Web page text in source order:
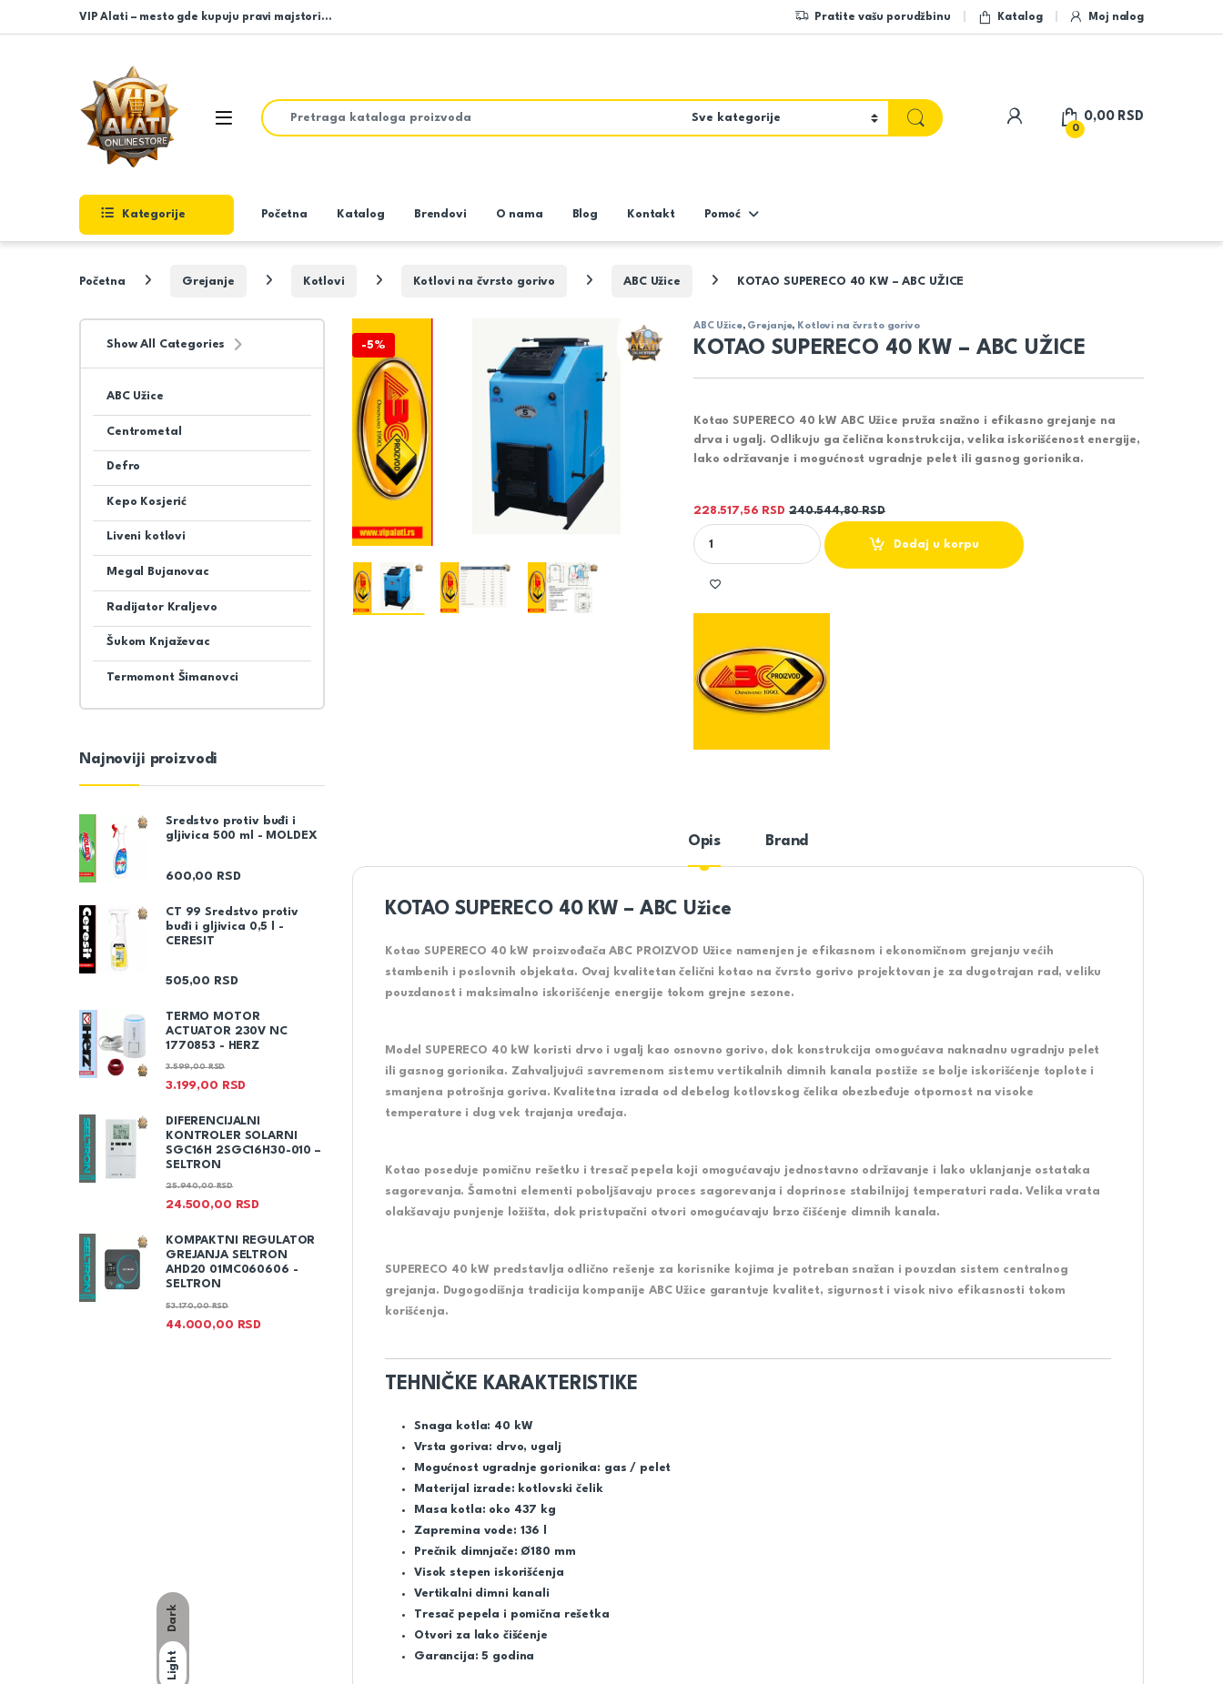
Dark
Light
Skip to navigation
Skip to content
VIP Alati – mesto gde kupuju pravi majstori… Pratite vašu porudžbinu Katalog Moj nalog
Open
Search for:
My Account
0
0,00 RSD
Kategorije Početna Katalog Brendovi O nama Blog Kontakt Pomoć
Početna Grejanje Kotlovi Kotlovi na čvrsto gorivo ABC Užice KOTAO SUPERECO 40 KW – ABC UŽICE
-5%
ABC Užice, Grejanje, Kotlovi na čvrsto gorivo
KOTAO SUPERECO 40 KW – ABC UŽICE
Kotao SUPERECO 40 kW ABC Užice pruža snažno i efikasno grejanje na
drva i ugalj. Odlikuju ga čelična konstrukcija, velika iskorišćenost energije,
lako održavanje i mogućnost ugradnje pelet ili gasnog gorionika.
228.517,56 RSD 240.544,80RSD
KOTAO SUPERECO 40 KW - ABC UŽICE quantity
Dodaj u korpu
Opis Brand
KOTAO SUPERECO 40 KW – ABC Užice
Kotao SUPERECO 40 kW proizvođača ABC PROIZVOD Užice namenjen je efikasnom i ekonomičnom grejanju većih
stambenih i poslovnih objekata. Ovaj kvalitetan čelični kotao na čvrsto gorivo projektovan je za dugotrajan rad, veliku
pouzdanost i maksimalno iskorišćenje energije tokom grejne sezone.
Model SUPERECO 40 kW koristi drvo i ugalj kao osnovno gorivo, dok konstrukcija omogućava naknadnu ugradnju pelet
ili gasnog gorionika. Zahvaljujući savremenom sistemu vertikalnih dimnih kanala postiže se bolje iskorišćenje toplote i
smanjena potrošnja goriva. Kvalitetna izrada od debelog kotlovskog čelika obezbeđuje otpornost na visoke
temperature i dug vek trajanja uređaja.
Kotao poseduje pomičnu rešetku i tresač pepela koji omogućavaju jednostavno održavanje i lako uklanjanje ostataka
sagorevanja. Šamotni elementi poboljšavaju proces sagorevanja i doprinose stabilnijoj temperaturi rada. Velika vrata
olakšavaju punjenje ložišta, dok pristupačni otvori omogućavaju brzo čišćenje dimnih kanala.
SUPERECO 40 kW predstavlja odlično rešenje za korisnike kojima je potreban snažan i pouzdan sistem centralnog
grejanja. Dugogodišnja tradicija kompanije ABC Užice garantuje kvalitet, sigurnost i visok nivo efikasnosti tokom
korišćenja.
TEHNIČKE KARAKTERISTIKE
Snaga kotla: 40 kW
Vrsta goriva: drvo, ugalj
Mogućnost ugradnje gorionika: gas / pelet
Materijal izrade: kotlovski čelik
Masa kotla: oko 437 kg
Zapremina vode: 136 l
Prečnik dimnjače: Ø180 mm
Visok stepen iskorišćenja
Vertikalni dimni kanali
Tresač pepela i pomična rešetka
Otvori za lako čišćenje
Garancija: 5 godina
Show All Categories
ABC Užice
Centrometal
Defro
Kepo Kosjerić
Liveni kotlovi
Megal Bujanovac
Radijator Kraljevo
Šukom Knjaževac
Termomont Šimanovci
Najnoviji proizvodi
Sredstvo protiv buđi i
gljivica 500 ml - MOLDEX
600,00 RSD
CT 99 Sredstvo protiv
buđi i gljivica 0,5 l -
CERESIT
505,00 RSD
TERMO MOTOR
ACTUATOR 230V NC
1770853 - HERZ
3.199,00 RSD
3.599,00RSD
DIFERENCIJALNI
KONTROLER SOLARNI
SGC16H 2SGC16H30-010 –
SELTRON
24.500,00 RSD
25.940,00RSD
KOMPAKTNI REGULATOR
GREJANJA SELTRON
AHD20 01MC060606 -
SELTRON
44.000,00 RSD
53.170,00RSD